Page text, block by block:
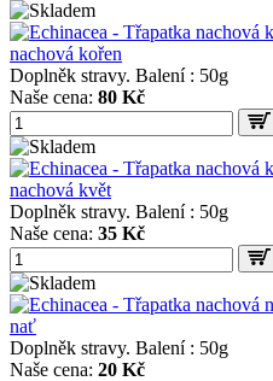
nachová kořen
Doplněk stravy. Balení : 50g
Naše cena: 80 Kč
nachová květ
Doplněk stravy. Balení : 50g
Naše cena: 35 Kč
nať
Doplněk stravy. Balení : 50g
Naše cena: 20 Kč